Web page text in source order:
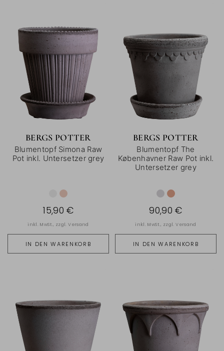
BERGS POTTER
Blumentopf Simona Raw
Pot inkl. Untersetzer grey
IN DEN WARENKORB
15,90 €
inkl. MwSt., zzgl.Versand
BERGS POTTER
Blumentopf The
Københavner Raw Pot inkl.
Untersetzer grey
IN DEN WARENKORB
90,90 €
inkl. MwSt., zzgl.Versand